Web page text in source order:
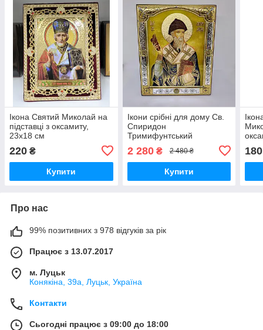
Ікона Святий Миколай на
підставці з оксамиту,
23х18 см
220 ₴
Купити
Ікони срібні для дому Св.
Спиридон
Тримифунтський
2 280₴ 2 480 ₴
Купити
180
Про нас
99% позитивних з 978 відгуків за рік
Працює з 13.07.2017
м. Луцьк
Конякіна, 39а, Луцьк, Україна
Контакти
Сьогодні працює з 09:00 до 18:00